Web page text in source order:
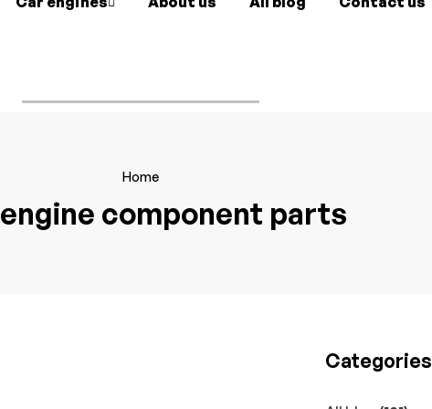
Home
engine component parts
Categories